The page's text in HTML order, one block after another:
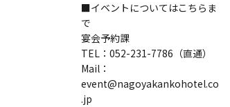
■イベントについてはこちらま
で
宴会予約課
TEL：052-231-7786（直通）
Mail：
event@nagoyakankohotel.co
.jp